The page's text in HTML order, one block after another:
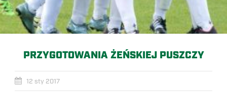
PRZYGOTOWANIA ŻEŃSKIEJ PUSZCZY
12 sty 2017